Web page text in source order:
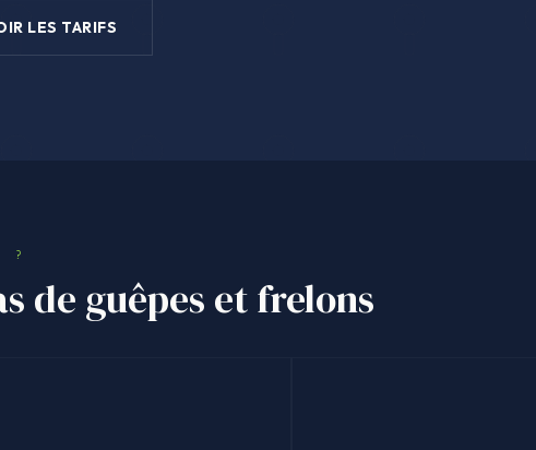
LES TARIFS
?
de guêpes et frelons